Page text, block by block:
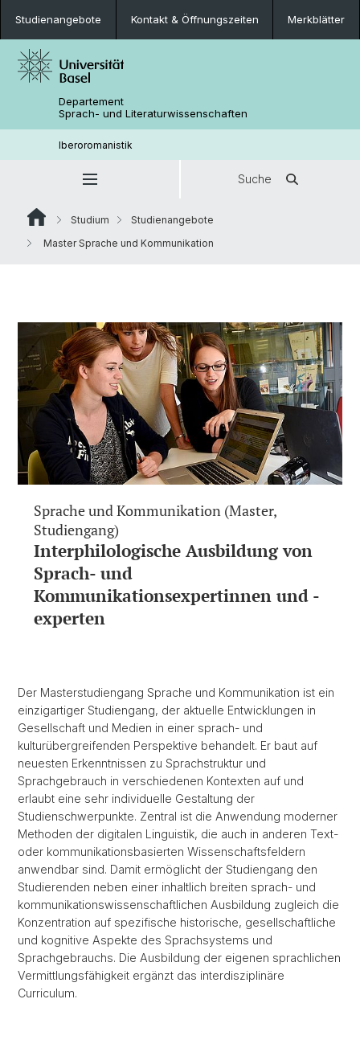
Studienangebote Kontakt & Öffnungszeiten Merkblätter
Departement
Sprach- und Literaturwissenschaften
Iberoromanistik
Suche
Studium
Studienangebote
Master Sprache und Kommunikation
Sprache und Kommunikation (Master,
Studiengang)
Interphilologische Ausbildung von
Sprach- und
Kommunikationsexpertinnen und -
experten
Der Masterstudiengang Sprache und Kommunikation ist ein
einzigartiger Studiengang, der aktuelle Entwicklungen in
Gesellschaft und Medien in einer sprach- und
kulturübergreifenden Perspektive behandelt. Er baut auf
neuesten Erkenntnissen zu Sprachstruktur und
Sprachgebrauch in verschiedenen Kontexten auf und
erlaubt eine sehr individuelle Gestaltung der
Studienschwerpunkte. Zentral ist die Anwendung moderner
Methoden der digitalen Linguistik, die auch in anderen Text-
oder kommunikationsbasierten Wissenschaftsfeldern
anwendbar sind. Damit ermöglicht der Studiengang den
Studierenden neben einer inhaltlich breiten sprach- und
kommunikationswissenschaftlichen Ausbildung zugleich die
Konzentration auf spezifische historische, gesellschaftliche
und kognitive Aspekte des Sprachsystems und
Sprachgebrauchs. Die Ausbildung der eigenen sprachlichen
Vermittlungsfähigkeit ergänzt das interdisziplinäre
Curriculum.